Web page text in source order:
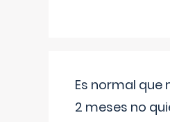
Es normal que
2 meses no